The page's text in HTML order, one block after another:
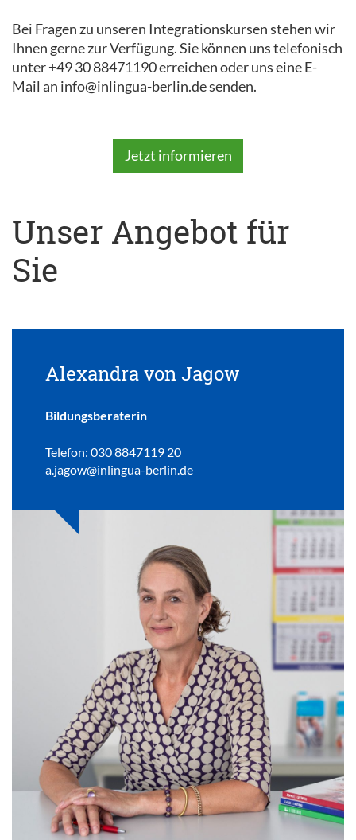
Bei Fragen zu unseren Integrationskursen stehen wir
Ihnen gerne zur Verfügung. Sie können uns telefonisch
unter +49 30 88471190 erreichen oder uns eine E-
Mail an info@inlingua-berlin.de senden.
Jetzt informieren
Unser Angebot für
Sie
Alexandra von Jagow
Bildungsberaterin
Telefon: 030 8847119 20
a.jagow@inlingua-berlin.de